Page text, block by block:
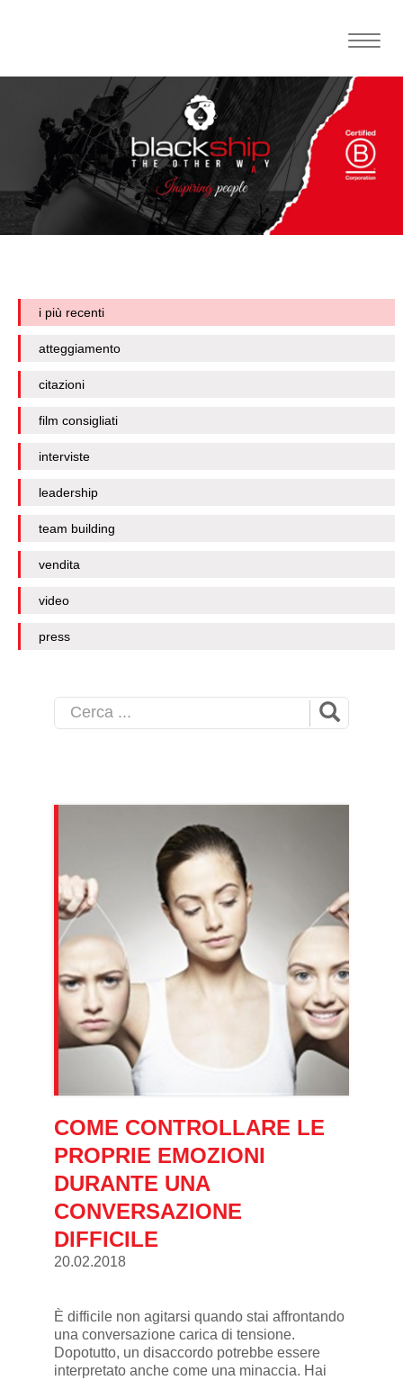
Toggle
i più recenti
atteggiamento
citazioni
film consigliati
interviste
leadership
team building
vendita
video
press
COME CONTROLLARE LE
PROPRIE EMOZIONI
DURANTE UNA
CONVERSAZIONE
DIFFICILE
20.02.2018
È difficile non agitarsi quando stai affrontando
una conversazione carica di tensione.
Dopotutto, un disaccordo potrebbe essere
interpretato anche come una minaccia. Hai